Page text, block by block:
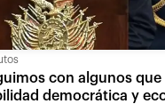
con algunos que
democrática y